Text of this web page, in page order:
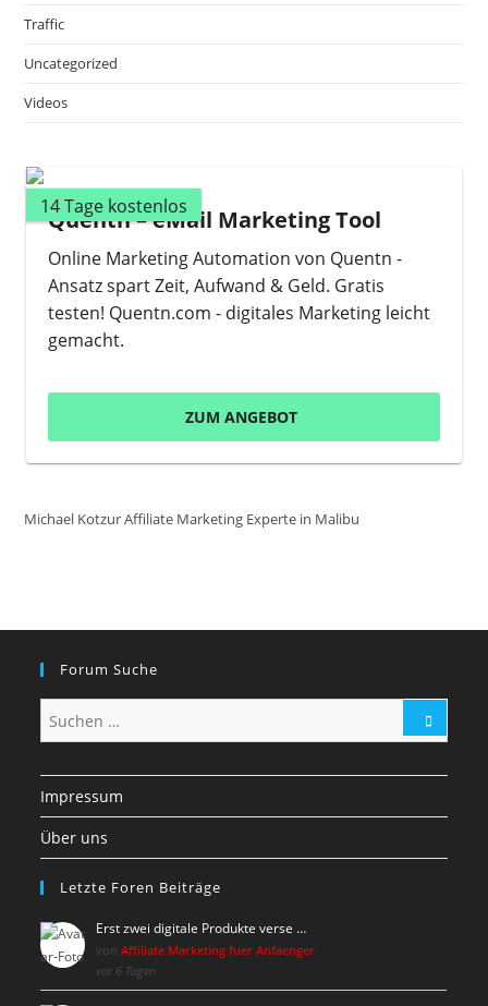
Traffic
Uncategorized
Videos
14 Tage kostenlos
Quentn – eMail Marketing Tool
Online Marketing Automation von Quentn -
Ansatz spart Zeit, Aufwand & Geld. Gratis
testen! Quentn.com - digitales Marketing leicht
gemacht.
ZUM ANGEBOT
Michael Kotzur Affiliate Marketing Experte in Malibu
Forum Suche
Impressum
Über uns
Letzte Foren Beiträge
Erst zwei digitale Produkte verse …
vonAffiliate Marketing fuer Anfaenger
vor 6 Tagen